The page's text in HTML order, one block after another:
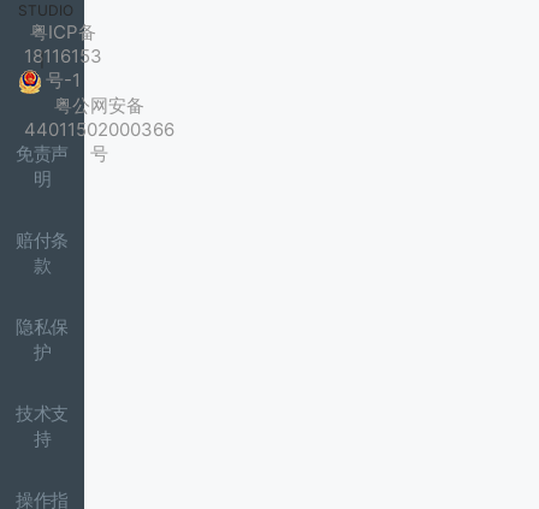
STUDIO
粤ICP备
18116153
号-1
|
粤公网安备
44011502000366
号
免责声
明
赔付条
款
隐私保
护
技术支
持
操作指